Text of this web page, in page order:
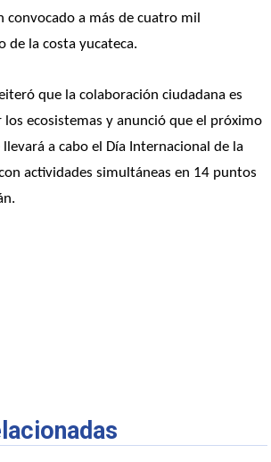
convocado a más de cuatro mil
de la costa yucateca.
que la colaboración ciudadana es
los ecosistemas y anunció que el próximo
a cabo el Día Internacional de la
actividades simultáneas en 14 puntos